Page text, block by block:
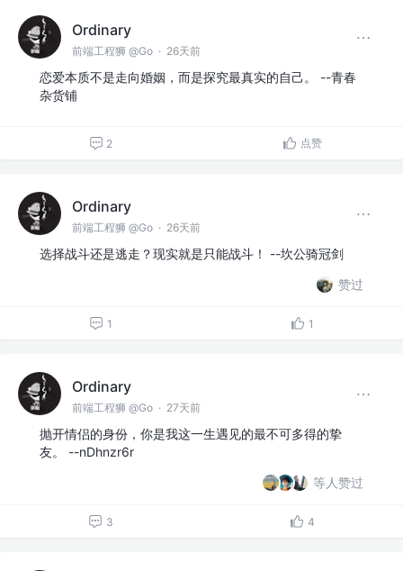
Ordinary
前端工程狮 @Go · 26天前
恋爱本质不是走向婚姻，而是探究最真实的自己。 --青春
杂货铺
2 点赞
Ordinary
前端工程狮 @Go · 26天前
选择战斗还是逃走？现实就是只能战斗！ --坎公骑冠剑
赞过
1 1
Ordinary
前端工程狮 @Go · 27天前
抛开情侣的身份，你是我这一生遇见的最不可多得的挚
友。 --nDhnzr6r
等人赞过
3 4